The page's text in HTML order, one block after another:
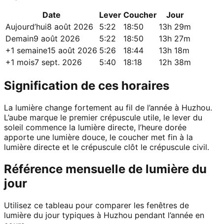
Date
Lever Coucher
Jour
Aujourd’hui8 août 2026 5:22 18:50
13h 29m
Demain9 août 2026 5:22 18:50
13h 27m
+1 semaine15 août 2026 5:26 18:44
13h 18m
+1 mois7 sept. 2026 5:40 18:18 12h 38m
Signification de ces horaires
La lumière change fortement au fil de l’année à Huzhou.
L’aube marque le premier crépuscule utile, le lever du
soleil commence la lumière directe, l’heure dorée
apporte une lumière douce, le coucher met fin à la
lumière directe et le crépuscule clôt le crépuscule civil.
Référence mensuelle de lumière du
jour
Utilisez ce tableau pour comparer les fenêtres de
lumière du jour typiques à Huzhou pendant l’année en